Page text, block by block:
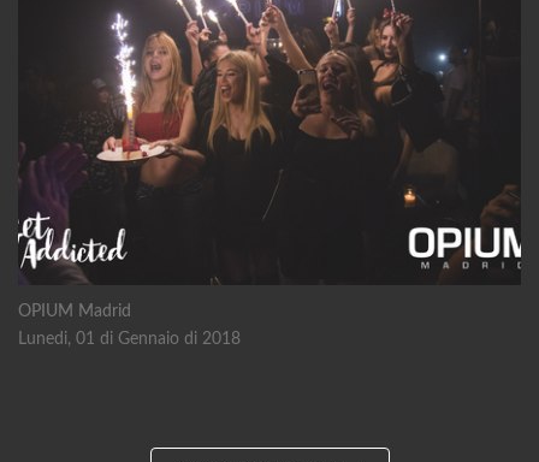
OPIUM Madrid
Lunedi, 01 di Gennaio di 2018